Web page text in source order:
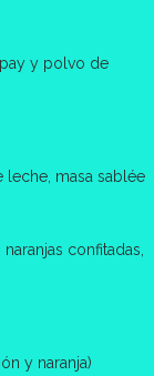
y polvo de
leche, masa sablée
confitadas,
y naranja)